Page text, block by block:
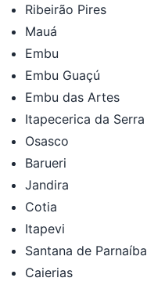
Ribeirão Pires
Mauá
Embu
Embu Guaçú
Embu das Artes
Itapecerica da Serra
Osasco
Barueri
Jandira
Cotia
Itapevi
Santana de Parnaíba
Caierias